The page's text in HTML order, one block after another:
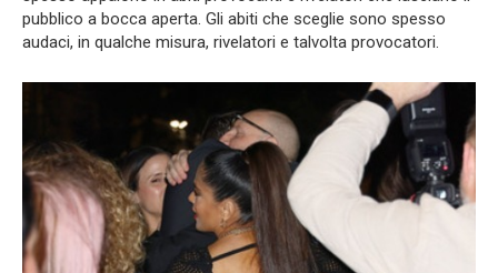
pubblico a bocca aperta. Gli abiti che sceglie sono spesso
audaci, in qualche misura, rivelatori e talvolta provocatori.